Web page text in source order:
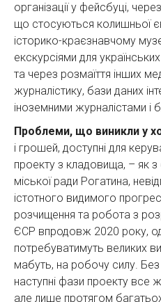
організації у фейсбуці,
що стосуються колишньої
історико-краєзнавчому
екскурсіями для
та через розмаїття інших
журналістику, бази даних
іноземними журналістами і
Проблеми, що виникли у
і грошей, доступні для
проекту з кладовища, – як
міської ради Рогатина,
істотного видимого
розчищення та робота з
ЄСР впродовж 2020 року,
потребуватимуть великих
мабуть, на робочу силу.
наступні фази проекту
але лише протягом